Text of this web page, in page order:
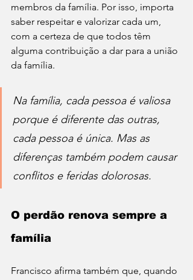
membros da família. Por isso, importa
saber respeitar e valorizar cada um,
com a certeza de que todos têm
alguma contribuição a dar para a união
da família.
Na família, cada pessoa é valiosa
porque é diferente das outras,
cada pessoa é única. Mas as
diferenças também podem causar
conflitos e feridas dolorosas.
O perdão renova sempre a
família
Francisco afirma também que, quando